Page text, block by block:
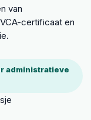
van
certificaat en
administratieve